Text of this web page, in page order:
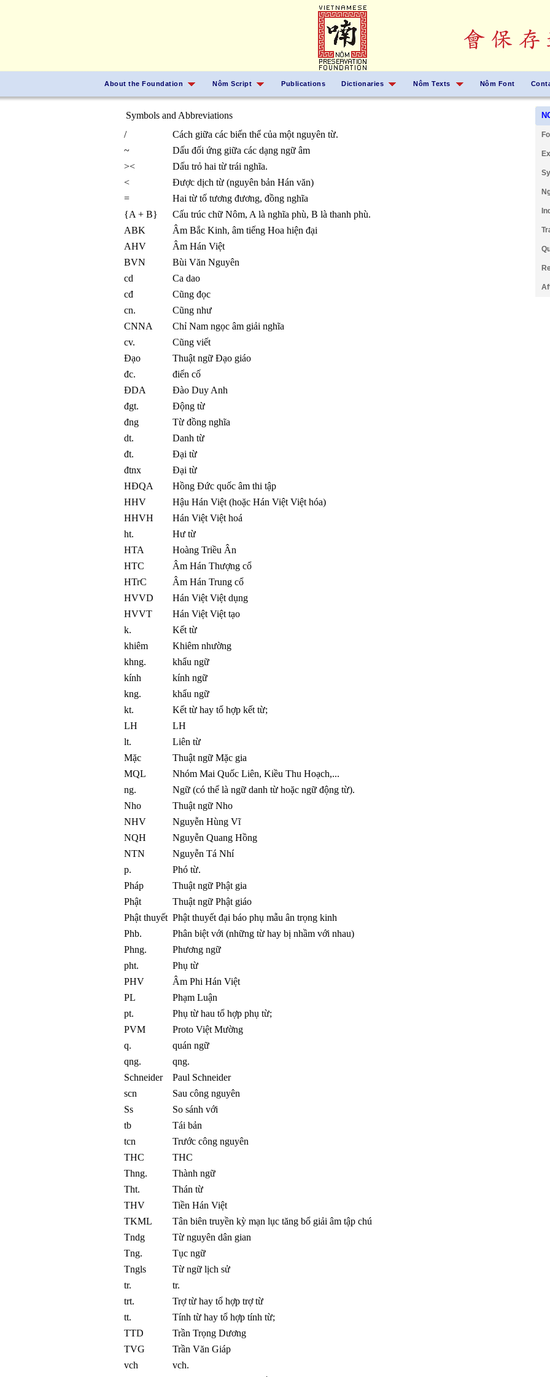
About the Foundation Nôm Script Publications Dictionaries Nôm Texts Nôm Font
Symbols and Abbreviations
/
Cách giữa các biến thể của một nguyên từ.
~
Dấu đối ứng giữa các dạng ngữ âm
><
Dấu trỏ hai từ trái nghĩa.
<
Được dịch từ (nguyên bản Hán văn)
=
Hai từ tố tương đương, đồng nghĩa
{A + B}
Cấu trúc chữ Nôm, A là nghĩa phù, B là thanh phù.
ABK
Âm Bắc Kinh, âm tiếng Hoa hiện đại
AHV
Âm Hán Việt
BVN
Bùi Văn Nguyên
cd
Ca dao
cđ
Cũng đọc
cn.
Cũng như
CNNA
Chỉ Nam ngọc âm giải nghĩa
cv.
Cũng viết
Đạo
Thuật ngữ Đạo giáo
đc.
điển cố
ĐDA
Đào Duy Anh
đgt.
Động từ
đng
Từ đồng nghĩa
dt.
Danh từ
đt.
Đại từ
đtnx
Đại từ
HĐQA
Hồng Đức quốc âm thi tập
HHV
Hậu Hán Việt (hoặc Hán Việt Việt hóa)
HHVH
Hán Việt Việt hoá
ht.
Hư từ
HTA
Hoàng Triều Ân
HTC
Âm Hán Thượng cổ
HTrC
Âm Hán Trung cổ
HVVD
Hán Việt Việt dụng
HVVT
Hán Việt Việt tạo
k.
Kết từ
khiêm
Khiêm nhường
khng.
khẩu ngữ
kính
kính ngữ
kng.
khẩu ngữ
kt.
Kết từ hay tổ hợp kết từ;
LH
LH
lt.
Liên từ
Mặc
Thuật ngữ Mặc gia
MQL
Nhóm Mai Quốc Liên, Kiều Thu Hoạch,...
ng.
Ngữ (có thể là ngữ danh từ hoặc ngữ động từ).
Nho
Thuật ngữ Nho
NHV
Nguyễn Hùng Vĩ
NQH
Nguyễn Quang Hồng
NTN
Nguyễn Tá Nhí
p.
Phó từ.
Pháp
Thuật ngữ Phật gia
Phật
Thuật ngữ Phật giáo
Phật thuyết Phật thuyết đại báo phụ mẫu ân trọng kinh
Phb.
Phân biệt với (những từ hay bị nhầm với nhau)
Phng.
Phương ngữ
pht.
Phụ từ
PHV
Âm Phi Hán Việt
PL
Phạm Luận
pt.
Phụ từ hau tổ hợp phụ từ;
PVM
Proto Việt Mường
q.
quán ngữ
qng.
qng.
Schneider
Paul Schneider
scn
Sau công nguyên
Ss
So sánh với
tb
Tái bản
tcn
Trước công nguyên
THC
THC
Thng.
Thành ngữ
Tht.
Thán từ
THV
Tiền Hán Việt
TKML
Tân biên truyền kỳ mạn lục tăng bổ giải âm tập chú
Tndg
Từ nguyên dân gian
Tng.
Tục ngữ
Tngls
Từ ngữ lịch sử
tr.
tr.
trt.
Trợ từ hay tổ hợp trợ từ
tt.
Tính từ hay tổ hợp tính từ;
TTD
Trần Trọng Dương
TVG
Trần Văn Giáp
vch
vch.